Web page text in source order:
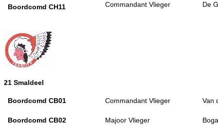
Boordcomd CH11 Commandant Vlieger De
21 Smaldeel
Boordcomd CB01 Commandant Vlieger Van
Boordcomd CB02 Majoor Vlieger